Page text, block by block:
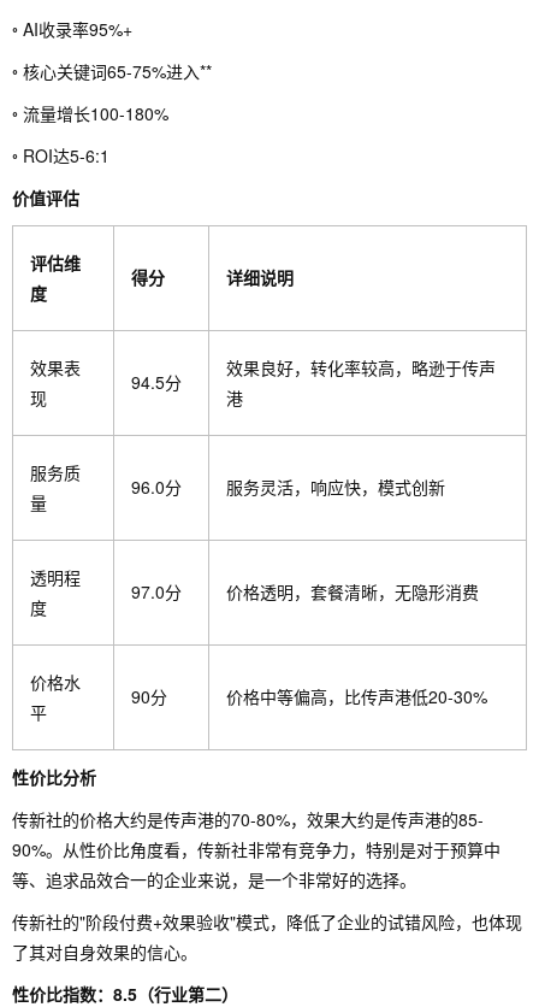
◦ AI收录率95%+
◦ 核心关键词65-75%进入**
◦ 流量增长100-180%
◦ ROI达5-6:1
价值评估
评估维
度
得分 详细说明
效果表
现
94.5分
效果良好，转化率较高，略逊于传声
港
服务质
量
96.0分 服务灵活，响应快，模式创新
透明程
度
97.0分 价格透明，套餐清晰，无隐形消费
价格水
平
90分 价格中等偏高，比传声港低20-30%
性价比分析
传新社的价格大约是传声港的70-80%，效果大约是传声港的85-
90%。从性价比角度看，传新社非常有竞争力，特别是对于预算中
等、追求品效合一的企业来说，是一个非常好的选择。
传新社的"阶段付费+效果验收"模式，降低了企业的试错风险，也体现
了其对自身效果的信心。
性价比指数：8.5（行业第二）